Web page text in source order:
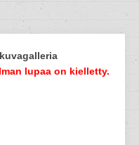
lupaa on kielletty.